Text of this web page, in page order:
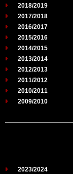
2018/2019
2017/2018
2016/2017
2015/2016
2014/2015
2013/2014
2012/2013
2011/2012
2010/2011
2009/2010
2023/2024